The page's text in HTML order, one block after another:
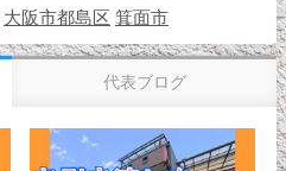
大阪市都島区 箕面市
代表ブログ